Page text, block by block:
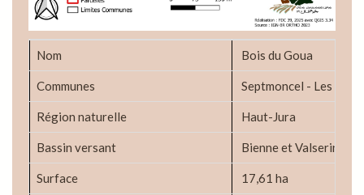
Nom Bois du Goua
Communes Septmoncel - Les
Région naturelle Haut-Jura
Bassin versant Bienne et Valserine
Surface 17,61 ha